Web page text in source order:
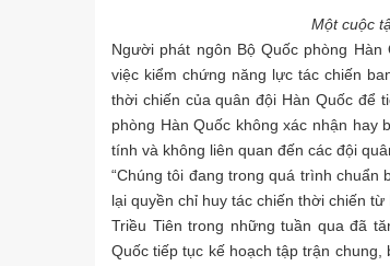
Một cuộc
Người phát ngôn Bộ Quốc phòng
việc kiểm chứng năng lực tác chiến
thời chiến của quân đội Hàn Quốc để
phòng Hàn Quốc không xác nhận
tính và không liên quan đến các đội
“Chúng tôi đang trong quá trình chuẩn
lại quyền chỉ huy tác chiến thời chiến từ
Triều Tiên trong những tuần qua đã
Quốc tiếp tục kế hoạch tập trận